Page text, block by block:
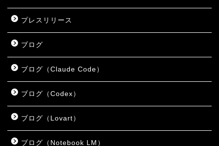
プレスリリース
ブログ
ブログ（Claude Code）
ブログ（Codex）
ブログ（Lovart）
ブログ（Notebook LM）